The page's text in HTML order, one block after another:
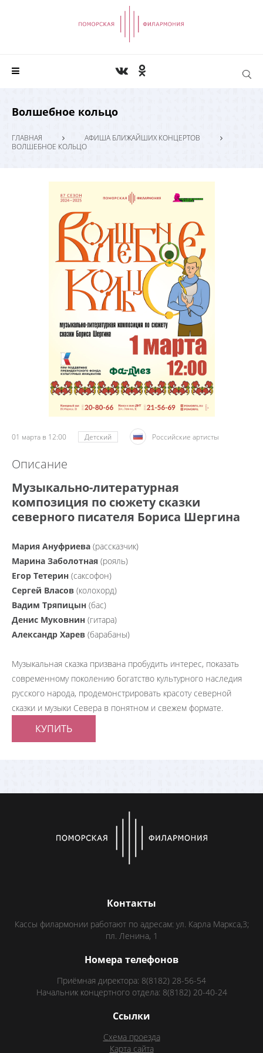
Волшебное кольцо
ГЛАВНАЯ
АФИША БЛИЖАЙШИХ КОНЦЕРТОВ
ВОЛШЕБНОЕ КОЛЬЦО
01 марта в 12:00 Детский Российские артисты
Описание
Музыкально-литературная
композиция по сюжету сказки
северного писателя Бориса Шергина
Мария Ануфриева (рассказчик)
Марина Заболотная (рояль)
Егор Тетерин (саксофон)
Сергей Власов (колохорд)
Вадим Тряпицын (бас)
Денис Муковнин (гитара)
Александр Харев (барабаны)
Музыкальная сказка призвана пробудить интерес, показать
современному поколению богатство культурного наследия
русского народа, продемонстрировать красоту северной
сказки и музыки Севера в понятном и свежем формате.
КУПИТЬ
Контакты
Кассы филармонии работают по адресам: ул. Карла Маркса,3;
пл. Ленина, 1
Номера телефонов
Приёмная директора: 8(8182) 28-56-54
Начальник концертного отдела: 8(8182) 20-40-24
Ссылки
Схема проезда
Карта сайта